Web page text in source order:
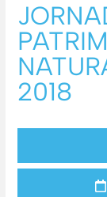
2018